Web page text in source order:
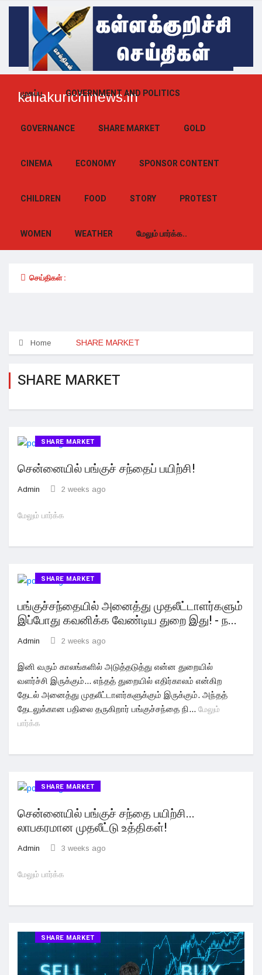
kallakurichinews.in
முகப்பு GOVERNMENT AND POLITICS
GOVERNANCE SHARE MARKET GOLD
CINEMA ECONOMY SPONSOR CONTENT
CHILDREN FOOD STORY PROTEST
WOMEN WEATHER மேலும் பார்க்க..
செய்திகள் :
Home SHARE MARKET
SHARE MARKET
SHARE MARKET
சென்னையில் பங்குச் சந்தைப் பயிற்சி!
Admin 2 weeks ago
மேலும் பார்க்க
SHARE MARKET
பங்குச்சந்தையில் அனைத்து முதலீட்டாளர்களும்
இப்போது கவனிக்க வேண்டிய துறை இது! - ந...
Admin 2 weeks ago
இனி வரும் காலங்களில் அடுத்தடுத்து என்ன துறையில்
வளர்ச்சி இருக்கும்... எந்தத் துறையில் எதிர்காலம் என்கிற
தேடல் அனைத்து முதலீட்டாளர்களுக்கும் இருக்கும். அந்தத்
தேடலுக்கான பதிலை தருகிறார் பங்குச்சந்தை நி... மேலும்
பார்க்க
SHARE MARKET
சென்னையில் பங்குச் சந்தை பயிற்சி...
லாபகரமான முதலீட்டு உத்திகள்!
Admin 3 weeks ago
மேலும் பார்க்க
SHARE MARKET